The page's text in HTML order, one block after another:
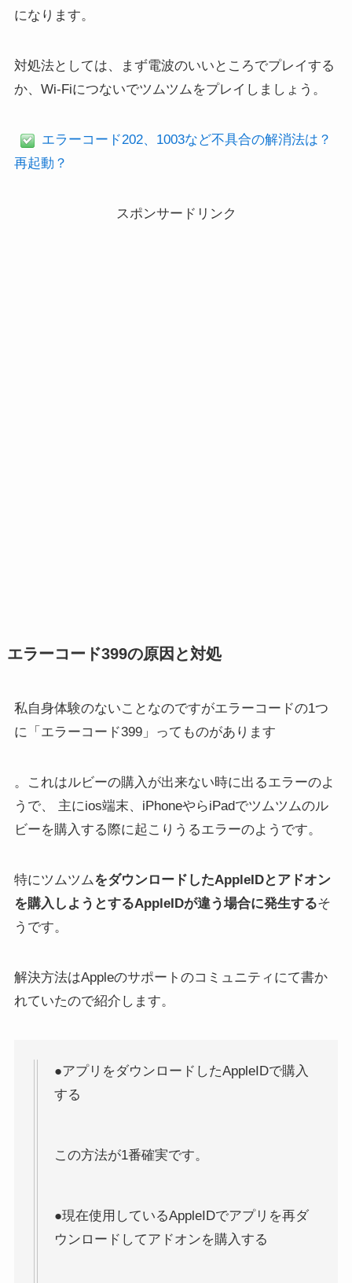
になります。
対処法としては、まず電波のいいところでプレイする
か、Wi-Fiにつないでツムツムをプレイしましょう。
エラーコード202、1003など不具合の解消法は？
再起動？
スポンサードリンク
エラーコード399の原因と対処
私自身体験のないことなのですがエラーコードの1つ
に「エラーコード399」ってものがあります
。これはルビーの購入が出来ない時に出るエラーのよ
うで、 主にios端末、iPhoneやらiPadでツムツムのル
ビーを購入する際に起こりうるエラーのようです。
特にツムツムをダウンロードしたAppleIDとアドオン
を購入しようとするAppleIDが違う場合に発生するそ
うです。
解決方法はAppleのサポートのコミュニティにて書か
れていたので紹介します。
●アプリをダウンロードしたAppleIDで購入
する
この方法が1番確実です。
●現在使用しているAppleIDでアプリを再ダ
ウンロードしてアドオンを購入する